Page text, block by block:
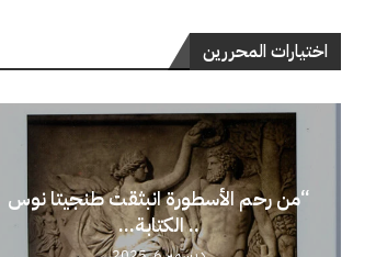
اختيارات المحررين
“من رحم الأسطورة انبثقت طنجيتا نوس
.. الكتابة...